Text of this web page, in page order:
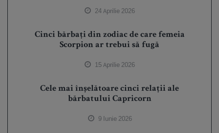
24 Aprilie 2026
Cinci bărbați din zodiac de care femeia
Scorpion ar trebui să fugă
15 Aprilie 2026
Cele mai înșelătoare cinci relații ale
bărbatului Capricorn
9 Iunie 2026